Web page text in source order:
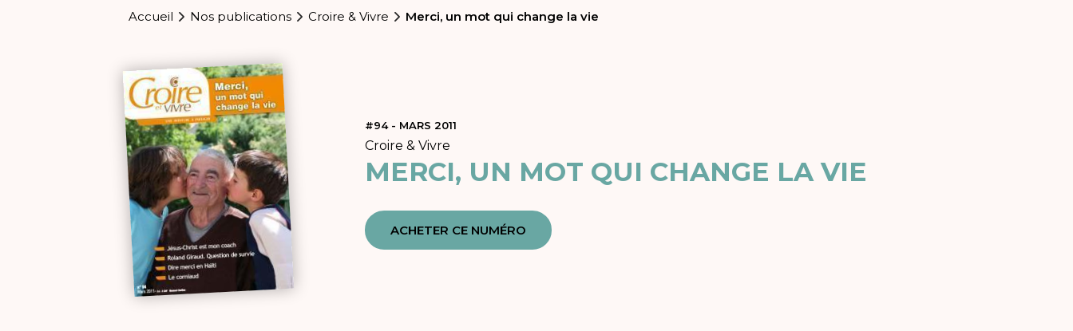
Accueil Nos publications Croire & Vivre Merci, un mot qui change la vie
#94 - MARS 2011
Croire & Vivre
MERCI, UN MOT QUI CHANGE LA VIE
ACHETER CE NUMÉRO